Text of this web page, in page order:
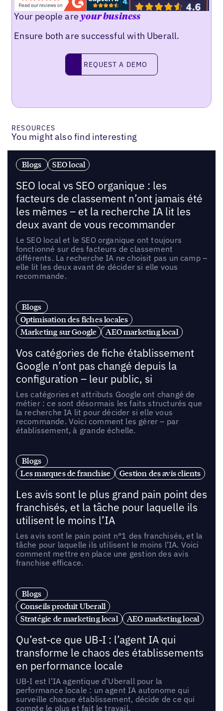
Your people areyour business
Ensure both are successful with Uberall.
Request a demo
REQUEST A DEMO
RESOURCES
You might also find interesting
Blogs SEO local
SEO local vs SEO organique : les
facteurs de classement n’ont jamais été
les mêmes – et la recherche IA lit les
deux avant de vous recommander
Le SEO local et le SEO organique ont toujours
fonctionné sur des facteurs de classement
différents. La recherche IA ne choisit pas un camp –
elle lit les deux avant de décider si elle vous
recommande.
Blogs
Optimisation des fiches locales
Marketing sur Google
AEO marketing local
Vos catégories de fiche établissement
Google n’ont pas changé depuis la
configuration – leur public, si
Les catégories et attributs Google ont changé de
métier : ce sont désormais les faits structurés que
la recherche IA lit pour décider si elle vous
recommande. Voici comment les gérer – par
établissement, à grande échelle.
Blogs
Les marques de franchise
Gestion des avis clients
Les avis sont le plus grand pain point des
franchisés, et la tâche pour laquelle ils
utilisent le moins l’IA
Les avis sont le pain point n°1 des franchisés, et la
tâche pour laquelle ils utilisent le moins l’IA. Voici
comment mettre en place une gestion des avis
franchise efficace.
Blogs
Conseils produit Uberall
Stratégie de marketing local
AEO marketing local
Qu’est-ce que UB-I : l’agent IA qui
transforme le chaos des établissements
en performance locale
UB-I est l’IA agentique d’Uberall pour la
performance locale : un agent IA autonome qui
surveille chaque établissement, décide de ce qui
compte le plus et fait le travail.